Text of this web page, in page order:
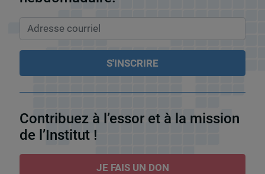
Contribuez à l’essor et à la mission
de l’Institut !
JE FAIS UN DON